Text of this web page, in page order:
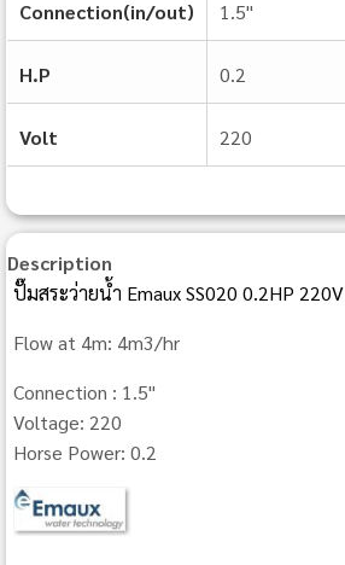
Connection(in/out) 1.5"
H.P 0.2
Volt 220
Description
ปั๊มสระว่ายน้ำ Emaux SS020 0.2HP 220V
Flow at 4m: 4m3/hr
Connection : 1.5"
Voltage: 220
Horse Power: 0.2